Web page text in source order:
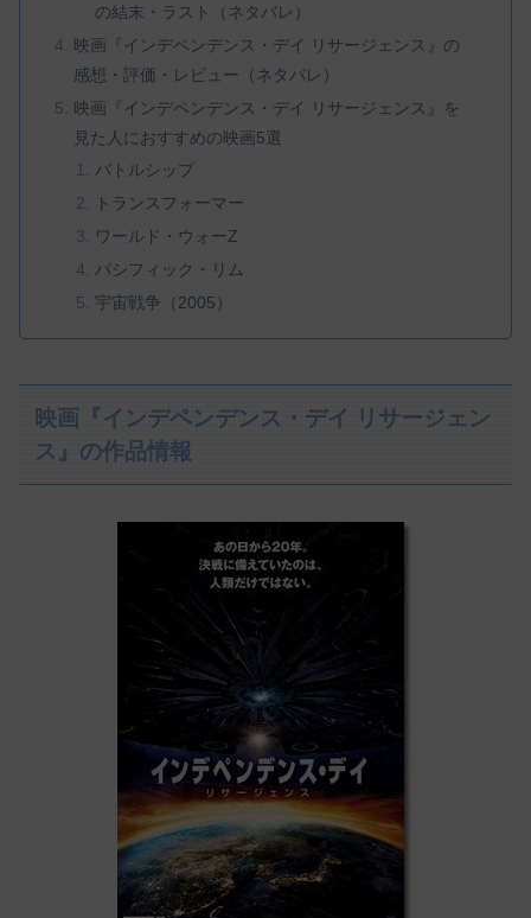
の結末・ラスト（ネタバレ）
映画『インデペンデンス・デイ リサージェンス』の
感想・評価・レビュー（ネタバレ）
映画『インデペンデンス・デイ リサージェンス』を
見た人におすすめの映画5選
バトルシップ
トランスフォーマー
ワールド・ウォーZ
パシフィック・リム
宇宙戦争（2005）
映画『インデペンデンス・デイ リサージェン
ス』の作品情報